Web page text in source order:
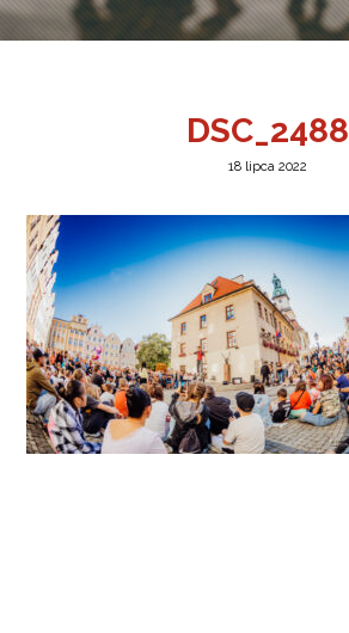
w Jeleniej Górze
DSC_2488
18 lipca 2022